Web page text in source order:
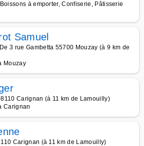
à emporter, Confiserie, Pâtisserie
Samuel
3 rue Gambetta 55700 Mouzay (à 9 km de
Mouzay
Carignan (à 11 km de Lamouilly)
Carignan
Carignan (à 11 km de Lamouilly)